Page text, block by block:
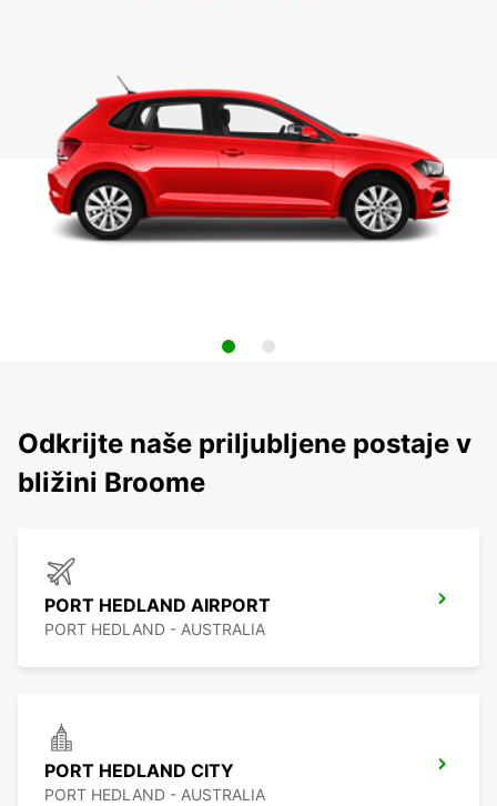
Odkrijte naše priljubljene postaje v
bližini Broome
PORT HEDLAND AIRPORT
PORT HEDLAND - AUSTRALIA
PORT HEDLAND CITY
PORT HEDLAND - AUSTRALIA